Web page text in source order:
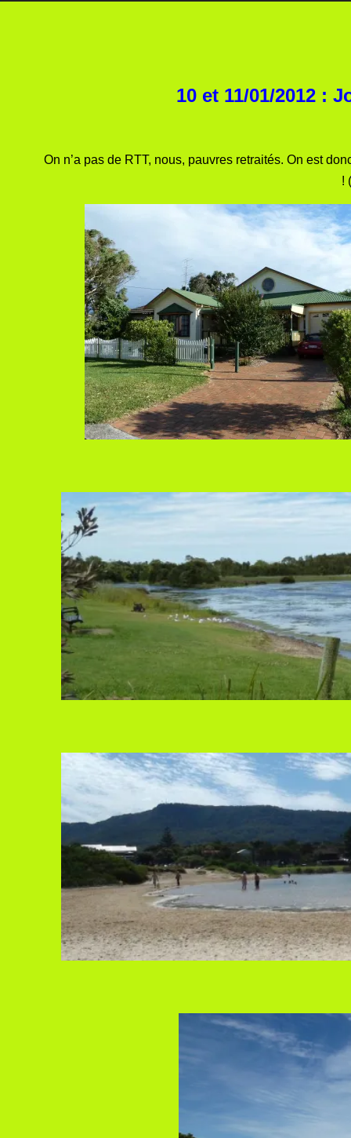
10 et 11/01/2012 :
On n’a pas de RTT, nous, pauvres retraités. On est
!